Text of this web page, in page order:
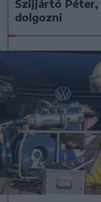
Szijjártó Péter,
dolgozni